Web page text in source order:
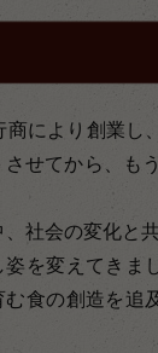
により創業し
せてから、も
社会の変化と
を変えてきま
食の創造を追